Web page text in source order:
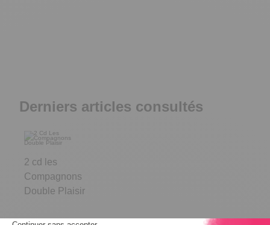
Derniers articles consultés
2 cd les
Compagnons
Double Plaisir